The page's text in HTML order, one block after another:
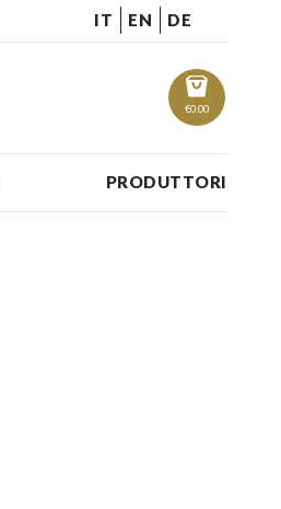
IT EN DE
€0.00
PRODUTTORI